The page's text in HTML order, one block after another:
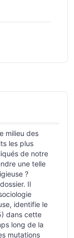
milieu des
les plus
de notre
une telle
?
Il
identifie le
dans cette
long de la
mutations